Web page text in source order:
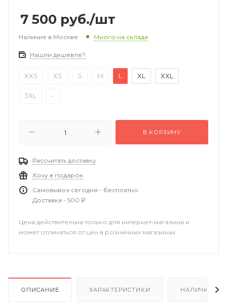
7 500 руб./шт
Наличие в Москве Много на складе
Нашли дешевле?
XXS XS S M L XL XXL
3XL -
В КОРЗИНУ
Рассчитать доставку
Хочу в подарок
Самовывоз сегодня - бесплатно
Доставка - 500 ₽
Цена действительна только для интернет-магазина и
может отличаться от цен в розничных магазинах
ОПИСАНИЕ ХАРАКТЕРИСТИКИ НАЛИЧИЕ